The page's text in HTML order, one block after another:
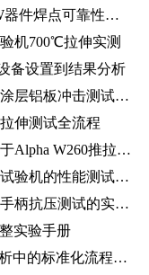
案例分享：Alpha W260测试机助力SAW器件焊点可靠性测试
机700℃拉伸实测
备设置到结果分析
手把手教学：运用落锤冲击试验机执行涂层铝板冲击测试的规范流程
伸测试全流程
大尺寸陶瓷BTC焊点失效机理深析：基于Alpha W260推拉力测试机的应用与操作
优化轨道交通垫板设计：基于动静刚度试验机的性能测试与分析
实验室必备：万能拉力试验机进行锤子手柄抗压测试的实操指南
实验手册
推拉力测试机在CBGA焊点强度失效分析中的标准化流程与实践